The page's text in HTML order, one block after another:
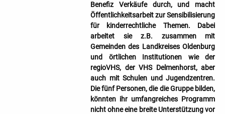
Benefiz Verkäufe durch, und macht
Öffentlichkeitsarbeit zur Sensibilisierung
für kinderrechtliche Themen. Dabei
arbeitet sie z.B. zusammen mit
Gemeinden des Landkreises Oldenburg
und örtlichen Institutionen wie der
regioVHS, der VHS Delmenhorst, aber
auch mit Schulen und Jugendzentren.
Die fünf Personen, die die Gruppe bilden,
könnten ihr umfangreiches Programm
nicht ohne eine breite Unterstützung vor